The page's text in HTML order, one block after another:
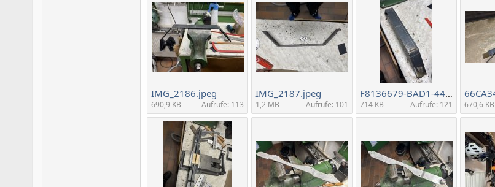
IMG_2186.jpeg
690,9 KB Aufrufe: 113
IMG_2187.jpeg
1,2 MB Aufrufe: 101
F8136679-BAD1-4429-879E-934CE4998317.jpeg
714 KB Aufrufe: 121 670,6 KB